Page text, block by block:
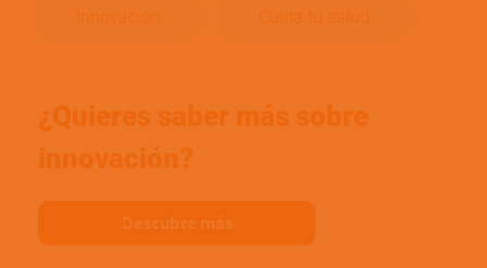
Innovación Cuida tu salud
¿Quieres saber más sobre
innovación?
Descubre más